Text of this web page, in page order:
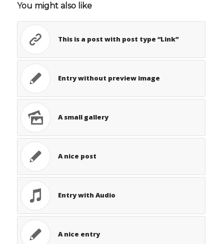
You might also like
This is a post with post type “Link”
Entry without preview image
A small gallery
A nice post
Entry with Audio
A nice entry